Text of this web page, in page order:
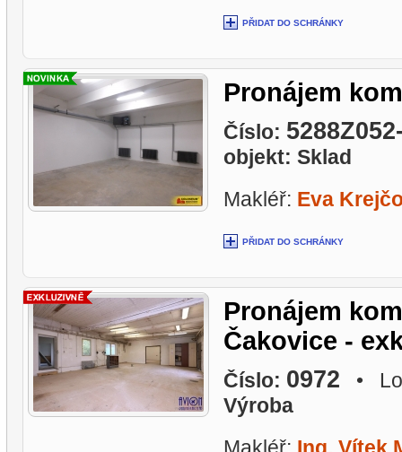
PŘIDAT DO SCHRÁNKY
Pronájem
Číslo:
objekt: Sklad
Makléř: Eva
PŘIDAT DO SCHRÁNKY
Pronájem
Čakovice -
Číslo: 0972 •
Výroba